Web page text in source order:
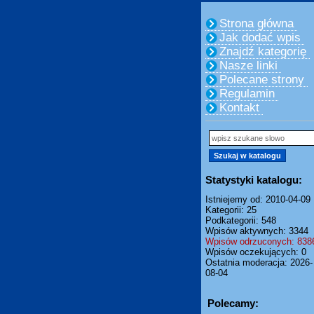
Strona główna
Jak dodać wpis
Znajdź kategorię
Nasze linki
Polecane strony
Regulamin
Kontakt
Statystyki katalogu:
Istniejemy od: 2010-04-09
Kategorii: 25
Podkategorii: 548
Wpisów aktywnych: 3344
Wpisów odrzuconych:
Wpisów oczekujących: 0
Ostatnia moderacja: 2026-
08-04
Polecamy: